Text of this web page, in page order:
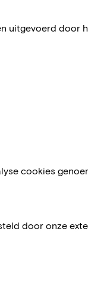
uitgevoerd door
cookies
door onze